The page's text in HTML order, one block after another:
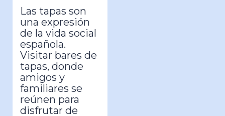
Las tapas son
una expresión
de la vida social
española.
Visitar bares de
tapas, donde
amigos y
familiares se
reúnen para
disfrutar de